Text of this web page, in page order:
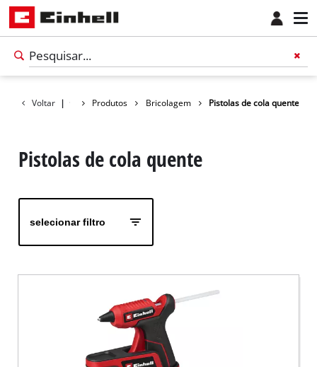
Voltar | Produtos Bricolagem Pistolas de cola quente
Pistolas de cola quente
selecionar filtro